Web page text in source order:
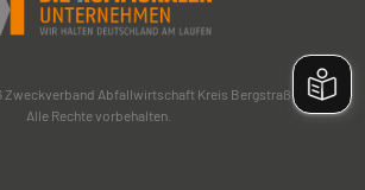
Abfallwirtschaft Kreis Bergstraße.
Alle Rechte vorbehalten.